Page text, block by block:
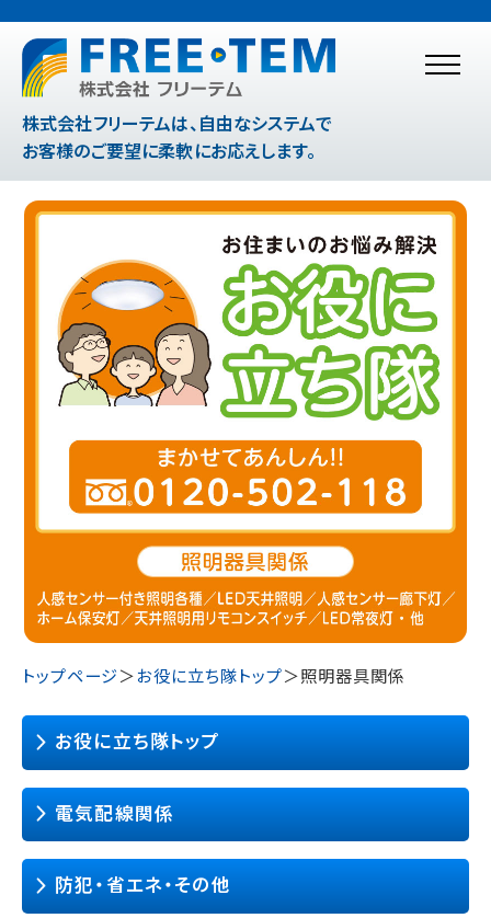
株式会社フリーテムは、自由なシステムで
お客様のご要望に柔軟にお応えします。
トップページ＞お役に立ち隊トップ＞照明器具関係
お役に立ち隊トップ
電気配線関係
防犯・省エネ・その他